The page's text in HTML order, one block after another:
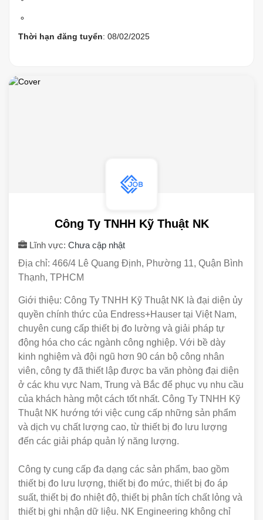
Thời hạn đăng tuyển: 08/02/2025
Công Ty TNHH Kỹ Thuật NK
Lĩnh vực: Chưa cập nhật
Địa chỉ: 466/4 Lê Quang Định, Phường 11, Quận Bình
Thạnh, TPHCM
Giới thiệu: Công Ty TNHH Kỹ Thuật NK là đại diện ủy
quyền chính thức của Endress+Hauser tại Việt Nam,
chuyên cung cấp thiết bị đo lường và giải pháp tự
động hóa cho các ngành công nghiệp. Với bề dày
kinh nghiệm và đội ngũ hơn 90 cán bộ công nhân
viên, công ty đã thiết lập được ba văn phòng đại diện
ở các khu vực Nam, Trung và Bắc để phục vụ nhu cầu
của khách hàng một cách tốt nhất. Công Ty TNHH Kỹ
Thuật NK hướng tới việc cung cấp những sản phẩm
và dịch vụ chất lượng cao, từ thiết bị đo lưu lượng
đến các giải pháp quản lý năng lượng.
Công ty cung cấp đa dạng các sản phẩm, bao gồm
thiết bị đo lưu lượng, thiết bị đo mức, thiết bị đo áp
suất, thiết bị đo nhiệt độ, thiết bị phân tích chất lỏng và
thiết bị ghi nhận dữ liệu. NK Engineering không chỉ